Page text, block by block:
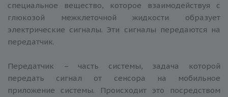
специальное вещество, которое взаимодействуя с
глюкозой межклеточной жидкости образует
электрические сигналы. Эти сигналы передаются на
передатчик.
Передатчик – часть системы, задача которой
передать сигнал от сенсора на мобильное
приложение системы. Происходит это посредством